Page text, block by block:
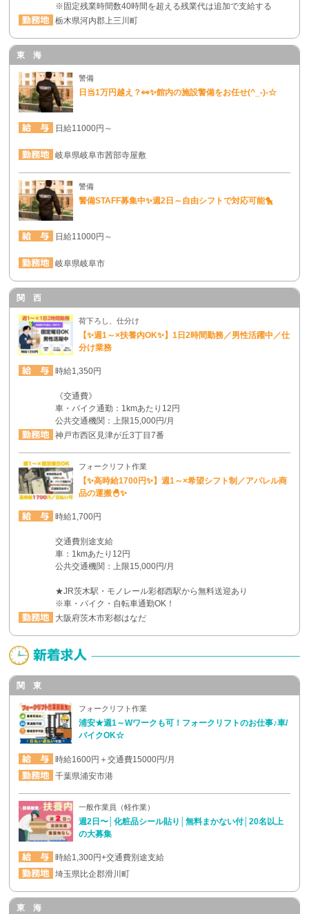
※固定残業時間数40時間を超える残業代は追加で支給する
栃木県河内郡上三川町
東 海
警備
日当1万円越え？👀✨館内の施設警備をお任せ(^_-)-☆
日給11000円～
岐阜県岐阜市茜部寺屋敷
警備
警備STAFF募集中✨週2日～自由シフトで対応可能🐤
日給11000円～
岐阜県岐阜市
関 西
荷下ろし、仕分け
【✨週1～×扶養内OK✨】1日2時間勤務／男性活躍中／仕
分け業務
時給1,350円
《交通費》
車・バイク通勤：1kmあたり12円
公共交通機関：上限15,000円/月
神戸市西区見津が丘3丁目7番
フォークリフト作業
【✨高時給1700円✨】週1～×希望シフト制／アパレル商
品の運搬🐣✨
時給1,700円
交通費別途支給
車：1kmあたり12円
公共交通機関：上限15,000円/月
★JR茨木駅・モノレール彩都西駅から無料送迎あり
※車・バイク・自転車通勤OK！
大阪府茨木市彩都はなだ
関 東
フォークリフト作業
浦安★週1～Wワークも可！フォークリフトのお仕事♪車/
バイクOK☆
時給1600円＋交通費15000円/月
千葉県浦安市港
一般作業員（軽作業）
週2日〜│化粧品シール貼り│無料まかない付│20名以上
の大募集
時給1,300円+交通費別途支給
埼玉県比企郡滑川町
東 海